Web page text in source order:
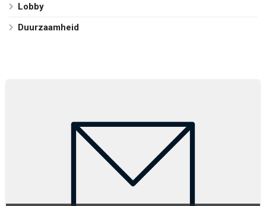
Lobby
Duurzaamheid